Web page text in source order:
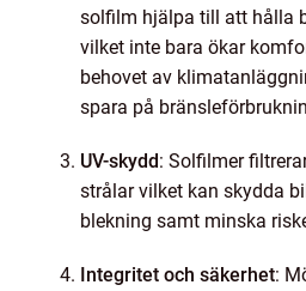
solfilm hjälpa till att hålla
vilket inte bara ökar
behovet av
spara på
UV-skydd: Solfilmer
strålar vilket kan skydda
blekning samt minska
Integritet och säkerhet: